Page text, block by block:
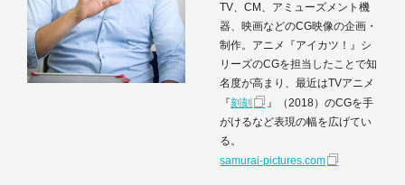
TV、CM、アミューズメント機
器、映画などのCG映像の企画・
制作。アニメ『アイカツ！』シ
リーズのCGを担当したことで知
名度が高まり、最近はTVアニメ
『刻刻
』（2018）のCGを手
がけるなど表現の幅を広げてい
る。
samurai-pictures.com